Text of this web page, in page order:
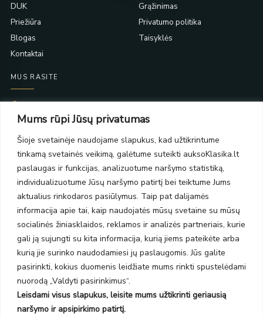
Mums rūpi Jūsų privatumas
Šioje svetainėje naudojame slapukus, kad užtikrintume
tinkamą svetainės veikimą, galėtume suteikti auksoKlasika.lt
paslaugas ir funkcijas, analizuotume naršymo statistiką,
individualizuotume Jūsų naršymo patirtį bei teiktume Jums
aktualius rinkodaros pasiūlymus. Taip pat dalijamės
informacija apie tai, kaip naudojatės mūsų svetaine su mūsų
socialinės žiniasklaidos, reklamos ir analizės partneriais, kurie
gali ją sujungti su kita informacija, kurią jiems pateikėte arba
kurią jie surinko naudodamiesi jų paslaugomis. Jūs galite
pasirinkti, kokius duomenis leidžiate mums rinkti spustelėdami
nuorodą „Valdyti pasirinkimus“.
Leisdami visus slapukus, leisite mums užtikrinti geriausią
naršymo ir apsipirkimo patirtį.
DUK
Priežiūra
Blogas
Kontaktai
Grąžinimas
Privatumo politika
Taisyklės
MUS RASITE
PC Molas, Klaipėda
PC BIG 2, Klaipėda
Šilutės pl. 35
PC Banginis, Klaipėda
NAUJIENLAIŠKIS
Prenumeruokite ir gaukite pasiūlymus, naujienas bei riboto
leidimo kolekcijas.
SIŲSTI